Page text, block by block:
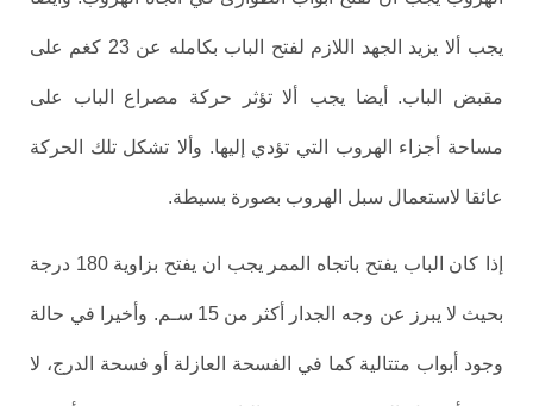
يجب ألا يزيد الجهد اللازم لفتح الباب بكامله عن 23 كغم على
مقبض الباب. أيضا يجب ألا تؤثر حركة مصراع الباب على
مساحة أجزاء الهروب التي تؤدي إليها. وألا تشكل تلك الحركة
عائقا لاستعمال سبل الهروب بصورة بسيطة.
إذا كان الباب يفتح باتجاه الممر يجب ان يفتح بزاوية 180 درجة
بحيث لا يبرز عن وجه الجدار أكثر من 15 سـم . وأخيرا في حالة
وجود أبواب متتالية كما في الفسحة العازلة أو فسحة الدرج، لا